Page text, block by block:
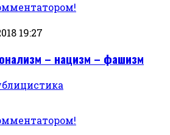
19:27
– нацизм – фашизм